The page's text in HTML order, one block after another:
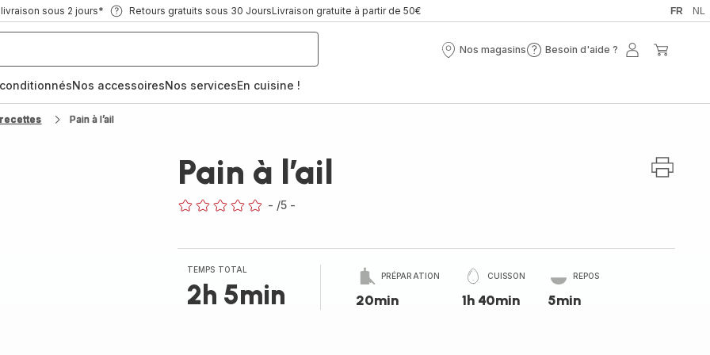
sous 2 jours* Retours gratuits sous 30 JoursLivraison gratuite à partir de 50€ FR NL
Nos magasins
Nos
Besoin d'aide ?
Besoin
Mon
Nos accessoiresNos servicesEn cuisine !
Pain à l’ail
Pain à l’ail
- /5 -
TEMPS TOTAL
2h 5min
PRÉPARATION
20min
CUISSON
1h 40min
REPOS
5min